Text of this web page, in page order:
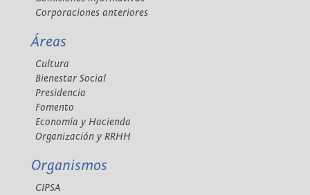
Corporaciones anteriores
Áreas
Cultura
Bienestar Social
Presidencia
Fomento
Economía y Hacienda
Organización y RRHH
Organismos
CIPSA